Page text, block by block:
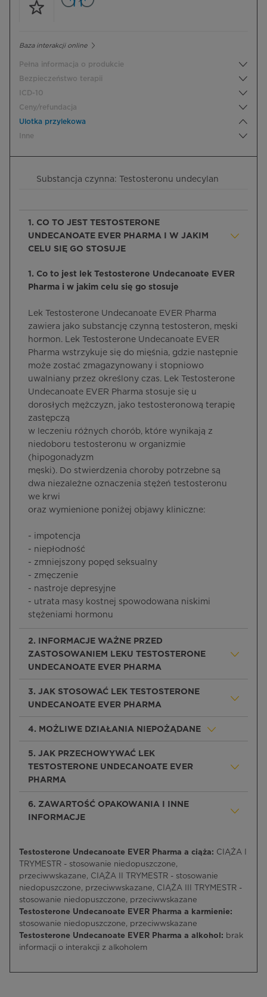
Baza interakcji online
Pełna informacja o produkcie
Bezpieczeństwo terapii
ICD-10
Ceny/refundacja
Ulotka przylekowa
Inne
Substancja czynna: Testosteronu undecylan
1. CO TO JEST TESTOSTERONE
UNDECANOATE EVER PHARMA I W JAKIM
CELU SIĘ GO STOSUJE
1. Co to jest lek Testosterone Undecanoate EVER
Pharma i w jakim celu się go stosuje
Lek Testosterone Undecanoate EVER Pharma
zawiera jako substancję czynną testosteron, męski
hormon. Lek Testosterone Undecanoate EVER
Pharma wstrzykuje się do mięśnia, gdzie następnie
może zostać zmagazynowany i stopniowo
uwalniany przez określony czas. Lek Testosterone
Undecanoate EVER Pharma stosuje się u
dorosłych mężczyzn, jako testosteronową terapię
zastępczą
w leczeniu różnych chorób, które wynikają z
niedoboru testosteronu w organizmie
(hipogonadyzm
męski). Do stwierdzenia choroby potrzebne są
dwa niezależne oznaczenia stężeń testosteronu
we krwi
oraz wymienione poniżej objawy kliniczne:
- impotencja
- niepłodność
- zmniejszony popęd seksualny
- zmęczenie
- nastroje depresyjne
- utrata masy kostnej spowodowana niskimi
stężeniami hormonu
2. INFORMACJE WAŻNE PRZED
ZASTOSOWANIEM LEKU TESTOSTERONE
UNDECANOATE EVER PHARMA
3. JAK STOSOWAĆ LEK TESTOSTERONE
UNDECANOATE EVER PHARMA
4. MOŻLIWE DZIAŁANIA NIEPOŻĄDANE
5. JAK PRZECHOWYWAĆ LEK
TESTOSTERONE UNDECANOATE EVER
PHARMA
6. ZAWARTOŚĆ OPAKOWANIA I INNE
INFORMACJE
Testosterone Undecanoate EVER Pharma a ciąża: CIĄŻA I
TRYMESTR - stosowanie niedopuszczone,
przeciwwskazane, CIĄŻA II TRYMESTR - stosowanie
niedopuszczone, przeciwwskazane, CIĄŻA III TRYMESTR -
stosowanie niedopuszczone, przeciwwskazane
Testosterone Undecanoate EVER Pharma a karmienie:
stosowanie niedopuszczone, przeciwwskazane
Testosterone Undecanoate EVER Pharma a alkohol: brak
informacji o interakcji z alkoholem